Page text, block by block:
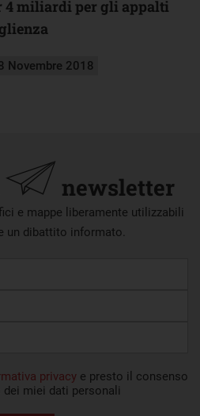
4 miliardi per gli appalti
Novembre 2018
newsletter
e mappe liberamente utilizzabili
un dibattito informato.
privacy e presto il consenso
miei dati personali